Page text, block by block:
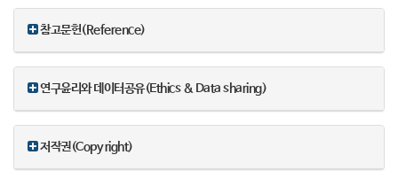
참고문헌(Reference)
연구윤리와 데이터공유(Ethics & Data sharing)
저작권(Copy right)